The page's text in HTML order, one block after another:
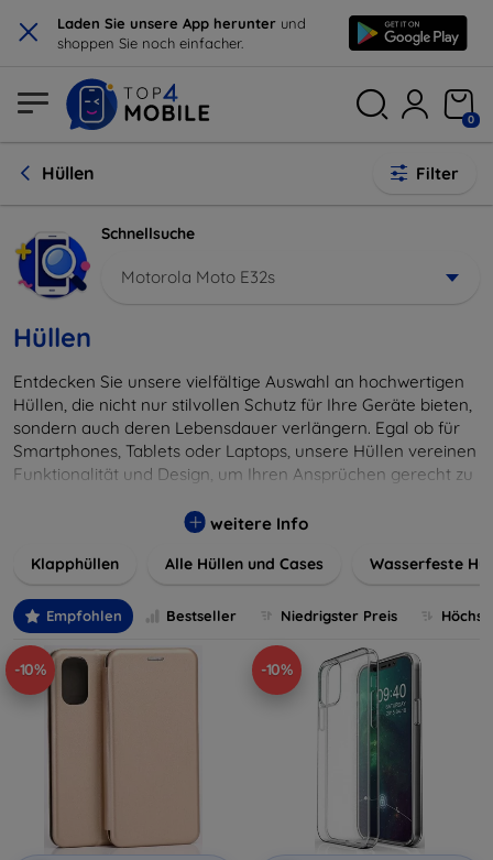
× Laden Sie unsere App herunter und
shoppen Sie noch einfacher.
0
Hüllen Filter
Schnellsuche
Motorola Moto E32s
Hüllen
Entdecken Sie unsere vielfältige Auswahl an hochwertigen
Hüllen, die nicht nur stilvollen Schutz für Ihre Geräte bieten,
sondern auch deren Lebensdauer verlängern. Egal ob für
Smartphones, Tablets oder Laptops, unsere Hüllen vereinen
Funktionalität und Design, um Ihren Ansprüchen gerecht zu
Farben, um Ihren persönlichen Stil perfekt zu
weitere Info
Klapphüllen Alle Hüllen und Cases Wasserfeste
Empfohlen Bestseller Niedrigster Preis
-10% -10%